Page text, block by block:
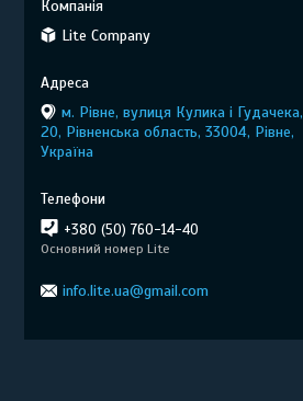
Lite Company
м. Рівне, вулиця Кулика і Гудачека,
20, Рівненська область, 33004, Рівне,
Україна
+380 (50) 760-14-40
Основний номер Lite
info.lite.ua@gmail.com